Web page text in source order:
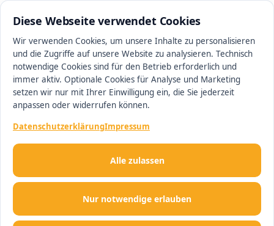
Diese Webseite verwendet Cookies
Wir verwenden Cookies, um unsere Inhalte zu personalisieren
und die Zugriffe auf unsere Website zu analysieren. Technisch
notwendige Cookies sind für den Betrieb erforderlich und
immer aktiv. Optionale Cookies für Analyse und Marketing
setzen wir nur mit Ihrer Einwilligung ein, die Sie jederzeit
anpassen oder widerrufen können.
DatenschutzerklärungImpressum
Nur notwendige erlauben
Alle zulassen